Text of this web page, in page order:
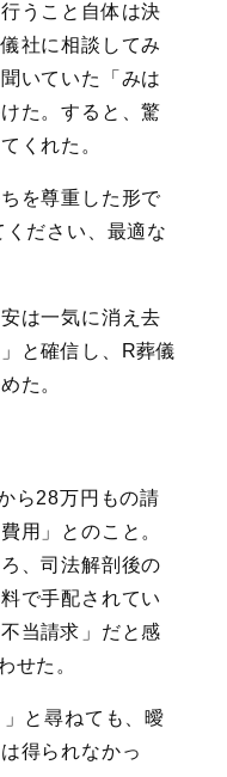
うこと自体は決
社に相談してみ
いていた「みは
た。すると、驚
くれた。
を尊重した形で
ださい、最適な
は一気に消え去
と確信し、R葬儀
た。
ら28万円もの請
用」とのこと。
、司法解剖後の
で手配されてい
当請求」だと感
せた。
」と尋ねても、曖
得られなかっ